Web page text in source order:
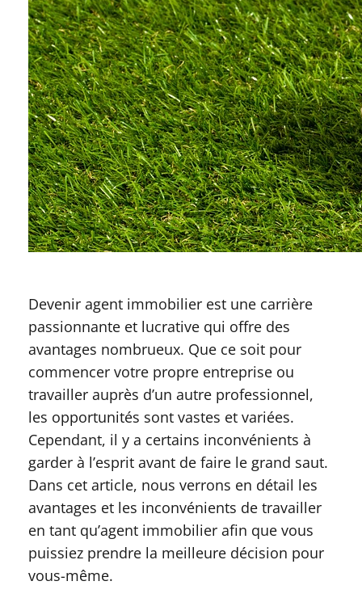
Devenir agent immobilier est une carrière
passionnante et lucrative qui offre des
avantages nombrueux. Que ce soit pour
commencer votre propre entreprise ou
travailler auprès d’un autre professionnel,
les opportunités sont vastes et variées.
Cependant, il y a certains inconvénients à
garder à l’esprit avant de faire le grand saut.
Dans cet article, nous verrons en détail les
avantages et les inconvénients de travailler
en tant qu’agent immobilier afin que vous
puissiez prendre la meilleure décision pour
vous-même.